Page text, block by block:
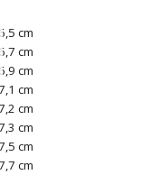
cm
cm
cm
cm
cm
cm
cm
cm